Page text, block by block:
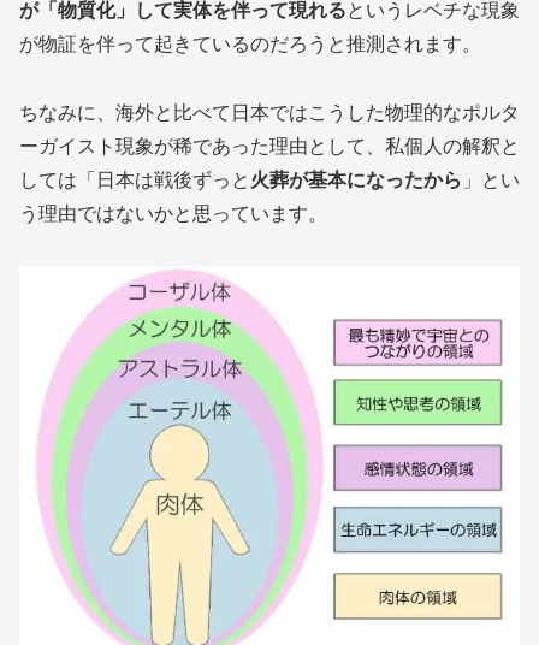
が「物質化」して実体を伴って現れるというレベチな現象
が物証を伴って起きているのだろうと推測されます。
ちなみに、海外と比べて日本ではこうした物理的なポルタ
ーガイスト現象が稀であった理由として、私個人の解釈と
しては「日本は戦後ずっと 火葬が基本になったから 」とい
う理由ではないかと思っています。